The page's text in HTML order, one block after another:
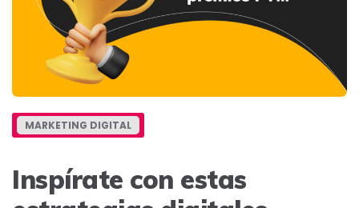
MARKETING DIGITAL
Inspírate con estas